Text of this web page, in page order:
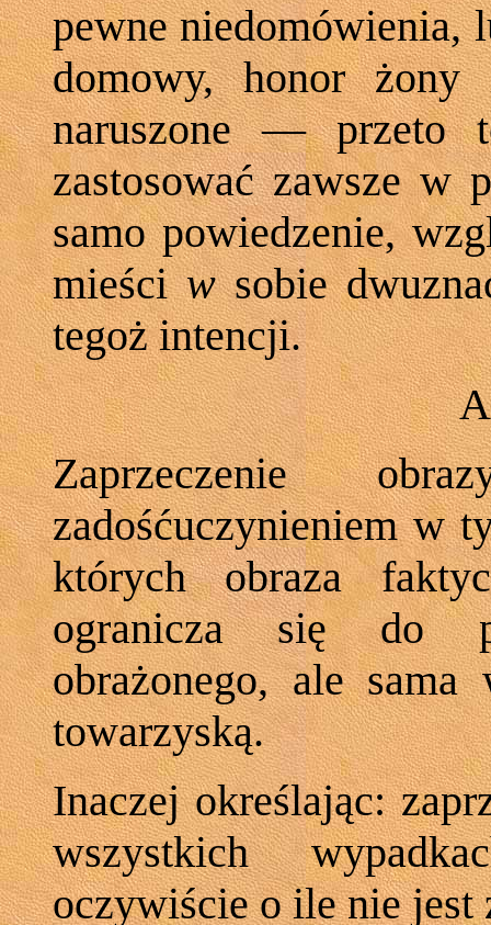
pewne niedomówienia,
domowy, honor
naruszone — przeto
zastosować zawsze w
samo powiedzenie,
mieściwsobie
tegoż intencji.
Zaprzeczenie
zadośćuczynieniem w
których obraza
ogranicza się do
obrażonego, ale
towarzyską.
Inaczej określając:
wszystkich
oczywiście o ile nie jest